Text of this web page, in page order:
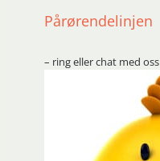
Pårørendelinjen
– ring eller chat med oss